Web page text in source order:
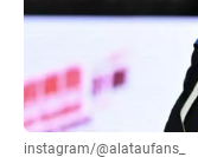
instagram/@alataufans_